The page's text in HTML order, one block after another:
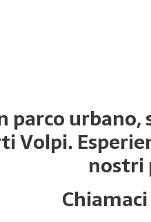
parco
Volpi.
nostri